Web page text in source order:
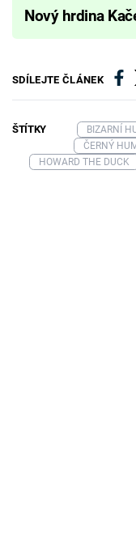
Nový hrdina
SDÍLEJTE ČLÁNEK
ŠTÍTKY BIZARNÍ
ČERNÝ
HOWARD THE DUCK